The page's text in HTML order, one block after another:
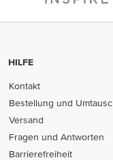
HILFE
Kontakt
Bestellung und
Versand
Fragen und Antworten
Barrierefreiheit